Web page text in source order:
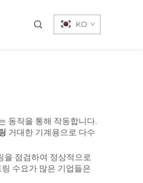
KO
동작을 통해 작동합니다.
거대한 기계용으로 다수
을 점검하여 정상적으로
수요가 많은 기업들은